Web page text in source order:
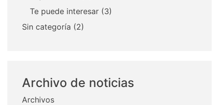
Te puede interesar (3)
Sin categoría (2)
Archivo de noticias
Archivos